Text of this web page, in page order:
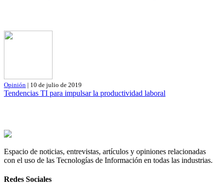
Opinión | 10 de julio de 2019
Tendencias TI para impulsar la productividad laboral
Espacio de noticias, entrevistas, artículos y opiniones relacionadas
con el uso de las Tecnologías de Información en todas las industrias.
Redes Sociales